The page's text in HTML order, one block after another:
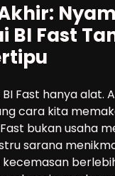
BI Fast
Fast hanya alat.
cara kita
bukan usaha
sarana